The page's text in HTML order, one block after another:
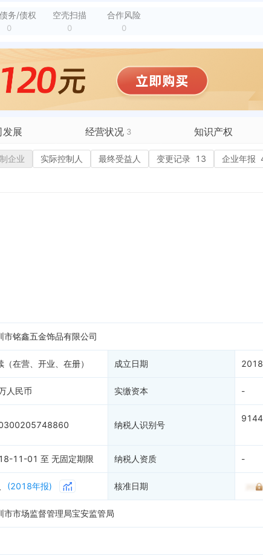
全部动态
全部动态
新增行政许可，许可名称：企业登记注册 许可机关：深圳市市场监督管理局 许可内容：主体类型:有限责任公司(自然人独资);住所:深圳市宝安区新安街道建安社区兴...
全部动态
动态
企业地址变更，变更前：深圳市坪山区坑梓街道坪山大道6112号502 变更后：深圳市宝安区新安街道建安社区兴华二路73号蟠龙轩1506
全部动态
务/债权
0
空壳扫描
0
合作风险
0
发展 经营状况 3 知识产权
招投标
信用评价
进出口信用
债券信息
地块公示
客户
商标信息
企业 实际控制人 最终受益人 变更记录 13 企业年报
市铭鑫五金饰品有限公司
（在营、开业、在册） 成立日期
人民币 实缴资本 -
纳税人识别号
11-01 至 无固定期限 纳税人资质 -
(2018年报) 核准日期
市市场监督管理局宝安监管局